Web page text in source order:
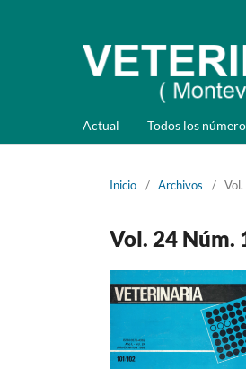
Actual Todos los
Inicio / Archivos /
Vol. 24 Núm.